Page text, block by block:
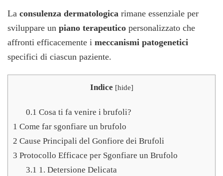
La consulenza dermatologica rimane essenziale per
sviluppare un piano terapeutico personalizzato che
affronti efficacemente i meccanismi patogenetici
specifici di ciascun paziente.
Indice [hide]
0.1 Cosa ti fa venire i brufoli?
1 Come far sgonfiare un brufolo
2 Cause Principali del Gonfiore dei Brufoli
3 Protocollo Efficace per Sgonfiare un Brufolo
3.1 1. Detersione Delicata